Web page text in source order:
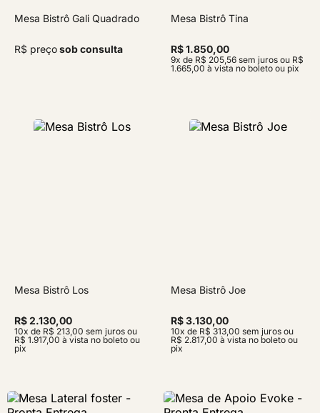
Mesa Bistrô Gali Quadrado
R$ preçosob consulta
Mesa Bistrô Tina
R$ 1.850,00
9x de R$ 205,56 sem juros ou R$
1.665,00 à vista no boleto ou pix
Mesa Bistrô Los
R$ 2.130,00
10x de R$ 213,00 sem juros ou
R$ 1.917,00 à vista no boleto ou
pix
Mesa Bistrô Joe
R$ 3.130,00
10x de R$ 313,00 sem juros ou
R$ 2.817,00 à vista no boleto ou
pix